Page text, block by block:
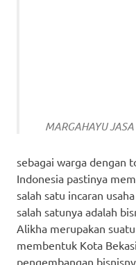
MARGAHAYU
sebagai warga dengan
Indonesia pastinya
salah satu incaran
salah satunya adalah
Alikha merupakan
membentuk Kota
pengembangan